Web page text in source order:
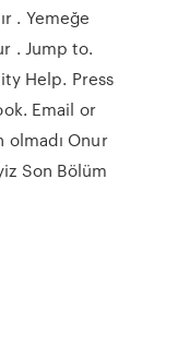
. Yemeğe
. Jump to.
Help. Press
Email or
olmadı Onur
Son Bölüm